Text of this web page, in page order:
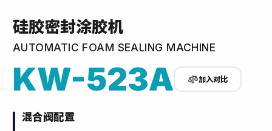
硅胶密封涂胶机
AUTOMATIC FOAM SEALING MACHINE
KW-523A 加入对比
混合阀配置